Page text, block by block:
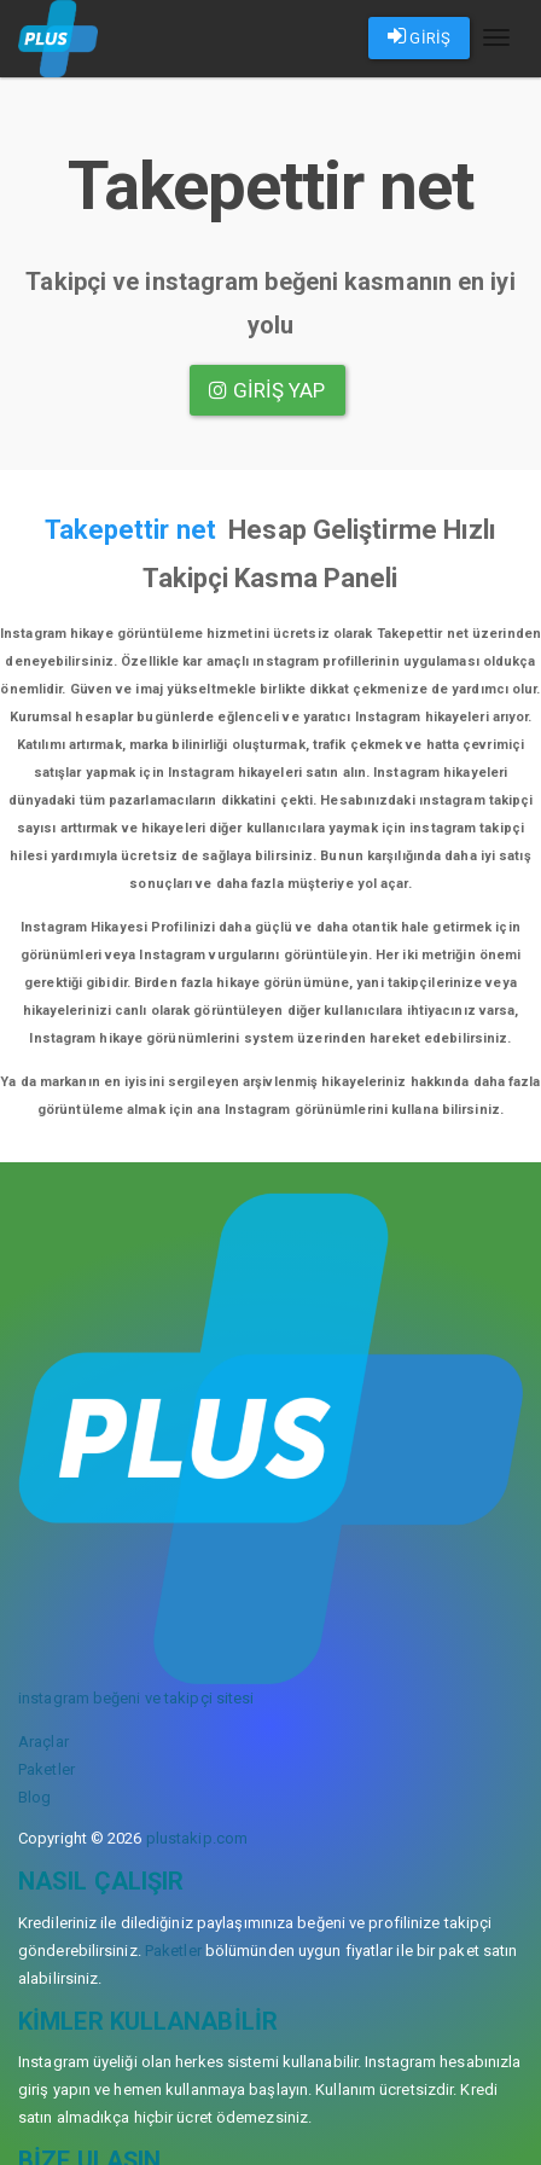
GİRİŞ
Takepettir net
Takipçi ve instagram beğeni kasmanın en iyi
yolu
GIRIŞ YAP
Takepettir net Hesap Geliştirme Hızlı
Takipçi Kasma Paneli
Instagram hikaye görüntüleme hizmetini ücretsiz olarak Takepettir net üzerinden
deneyebilirsiniz. Özellikle kar amaçlı ınstagram profillerinin uygulaması oldukça
önemlidir. Güven ve imaj yükseltmekle birlikte dikkat çekmenize de yardımcı olur.
Kurumsal hesaplar bugünlerde eğlenceli ve yaratıcı Instagram hikayeleri arıyor.
Katılımı artırmak, marka bilinirliği oluşturmak, trafik çekmek ve hatta çevrimiçi
satışlar yapmak için Instagram hikayeleri satın alın. Instagram hikayeleri
dünyadaki tüm pazarlamacıların dikkatini çekti. Hesabınızdaki ınstagram takipçi
sayısı arttırmak ve hikayeleri diğer kullanıcılara yaymak için instagram takipçi
hilesi yardımıyla ücretsiz de sağlaya bilirsiniz. Bunun karşılığında daha iyi satış
sonuçları ve daha fazla müşteriye yol açar.
Instagram Hikayesi Profilinizi daha güçlü ve daha otantik hale getirmek için
görünümleri veya Instagram vurgularını görüntüleyin. Her iki metriğin önemi
gerektiği gibidir. Birden fazla hikaye görünümüne, yani takipçilerinize veya
hikayelerinizi canlı olarak görüntüleyen diğer kullanıcılara ihtiyacınız varsa,
Instagram hikaye görünümlerini system üzerinden hareket edebilirsiniz.
Ya da markanın en iyisini sergileyen arşivlenmiş hikayeleriniz hakkında daha fazla
görüntüleme almak için ana Instagram görünümlerini kullana bilirsiniz.
instagram beğeni ve takipçi sitesi
Araçlar
Paketler
Blog
Copyright © 2026 plustakip.com
NASIL ÇALIŞIR
Kredileriniz ile dilediğiniz paylaşımınıza beğeni ve profilinize takipçi
gönderebilirsiniz. Paketlerbölümünden uygun fiyatlar ile bir paket satın
alabilirsiniz.
KIMLER KULLANABILIR
Instagram üyeliği olan herkes sistemi kullanabilir. Instagram hesabınızla
giriş yapın ve hemen kullanmaya başlayın. Kullanım ücretsizdir. Kredi
satın almadıkça hiçbir ücret ödemezsiniz.